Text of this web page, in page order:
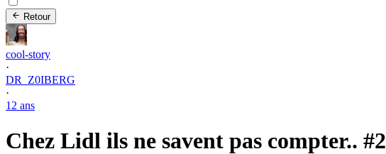
Retour
cool-story
·
DR_Z0IBERG
·
12 ans
Chez Lidl ils ne savent pas compter.. #2